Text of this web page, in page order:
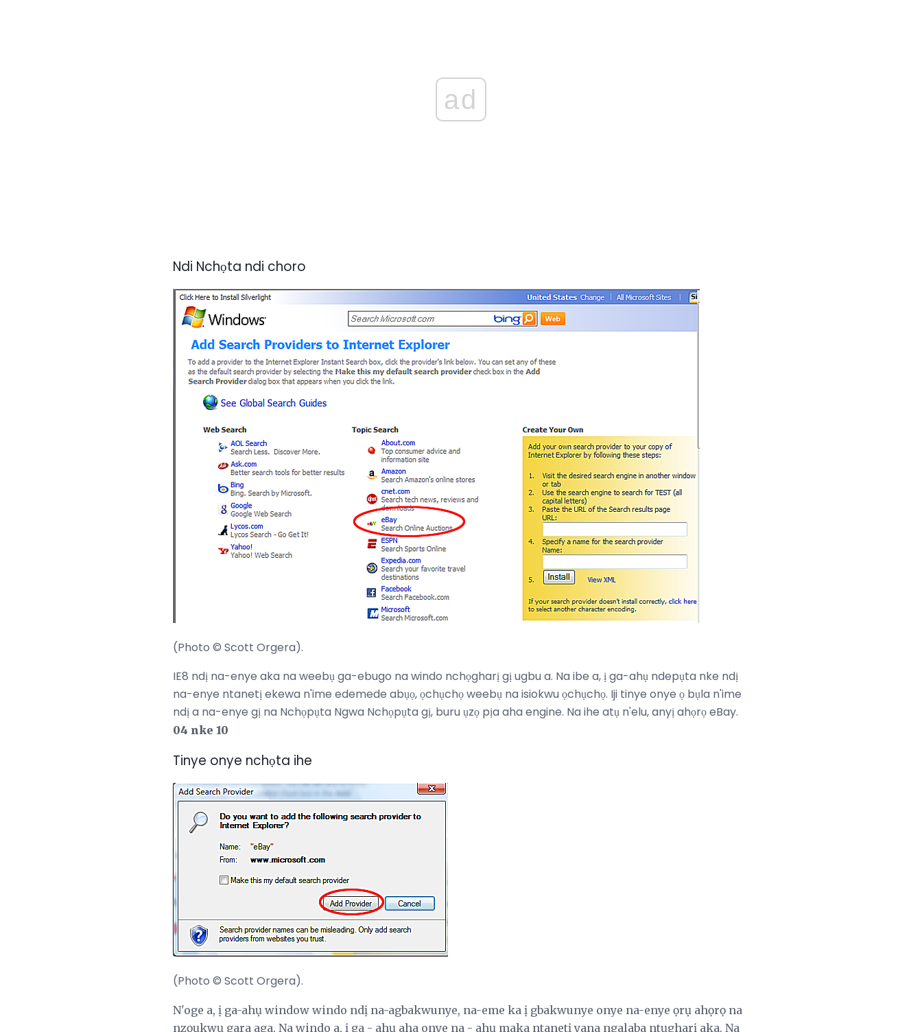
ad
Ndi Nchọta ndi choro
(Photo © Scott Orgera).
IE8 ndị na-enye aka na weebụ ga-ebugo na windo nchọgharị gị ugbu a. Na ibe a, ị ga-ahụ ndepụta nke ndị
na-enye ntanetị ekewa n'ime edemede abụọ, ọchụchọ weebụ na isiokwu ọchụchọ. Iji tinye onye ọ bụla n'ime
ndị a na-enye gị na Nchọpụta Ngwa Nchọpụta gị, buru ụzọ pịa aha engine. Na ihe atụ n'elu, anyị ahọrọ eBay.
04 nke 10
Tinye onye nchọta ihe
(Photo © Scott Orgera).
N'oge a, ị ga-ahụ window windo ndị na-agbakwunye, na-eme ka ị gbakwunye onye na-enye ọrụ ahọrọ na
nzọụkwụ gara aga. Na windo a, ị ga - ahụ aha onye na - ahụ maka ntanetị yana ngalaba ntụgharị aka. Na